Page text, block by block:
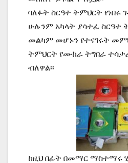
ባለፉት ስርዓተ ትምህርት የነበሩ
ሁሉንም አካላት ያሳተፈ ስርዓተ
መልካም መሆኑን የተናገሩት
ትምህርት የሙከራ ትግበራ
ብለዋል፡፡
ከዚህ በፊት በመማር ማስተማሩ